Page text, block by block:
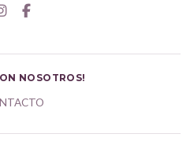
NOSOTROS!